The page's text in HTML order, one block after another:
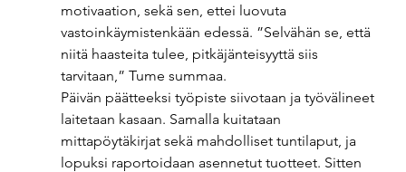
motivaation, sekä sen, ettei luovuta
vastoinkäymistenkään edessä. ”Selvähän se, että
niitä haasteita tulee, pitkäjänteisyyttä siis
tarvitaan,” Tume summaa.
Päivän päätteeksi työpiste siivotaan ja työvälineet
laitetaan kasaan. Samalla kuitataan
mittapöytäkirjat sekä mahdolliset tuntilaput, ja
lopuksi raportoidaan asennetut tuotteet. Sitten